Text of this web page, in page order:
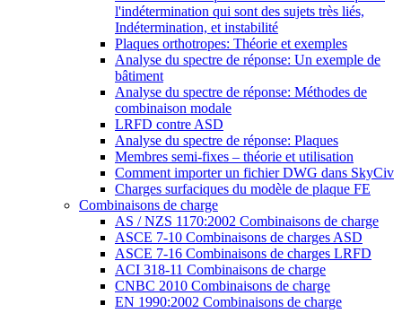
l'indétermination qui sont des sujets très liés,
Indétermination, et instabilité
Plaques orthotropes: Théorie et exemples
Analyse du spectre de réponse: Un exemple de
bâtiment
Analyse du spectre de réponse: Méthodes de
combinaison modale
LRFD contre ASD
Analyse du spectre de réponse: Plaques
Membres semi-fixes – théorie et utilisation
Comment importer un fichier DWG dans SkyCiv
Charges surfaciques du modèle de plaque FE
Combinaisons de charge
AS / NZS 1170:2002 Combinaisons de charge
ASCE 7-10 Combinaisons de charges ASD
ASCE 7-16 Combinaisons de charges LRFD
ACI 318-11 Combinaisons de charge
CNBC 2010 Combinaisons de charge
EN 1990:2002 Combinaisons de charge